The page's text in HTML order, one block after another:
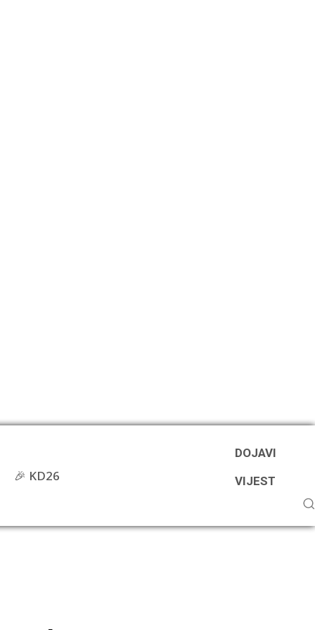
🎉 KD26
DOJAVI
VIJEST